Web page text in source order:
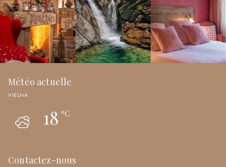
Météo actuelle
VIELHA
18ºC
Contactez-nous